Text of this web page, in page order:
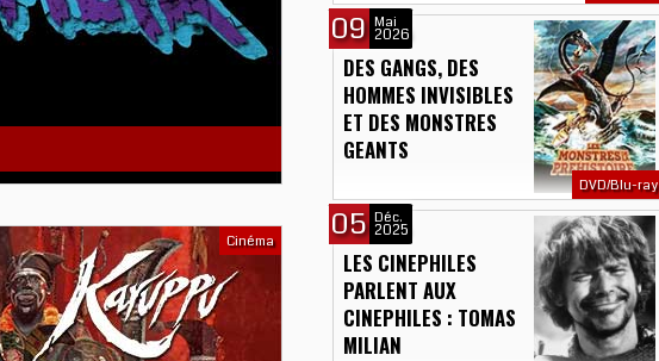
Cinéma
DES GANGS, DES
HOMMES INVISIBLES
ET DES MONSTRES
GEANTS
DVD/Blu-ray
09 Mai
2026
LES CINEPHILES
PARLENT AUX
CINEPHILES : TOMAS
MILIAN
05 Déc.
2025